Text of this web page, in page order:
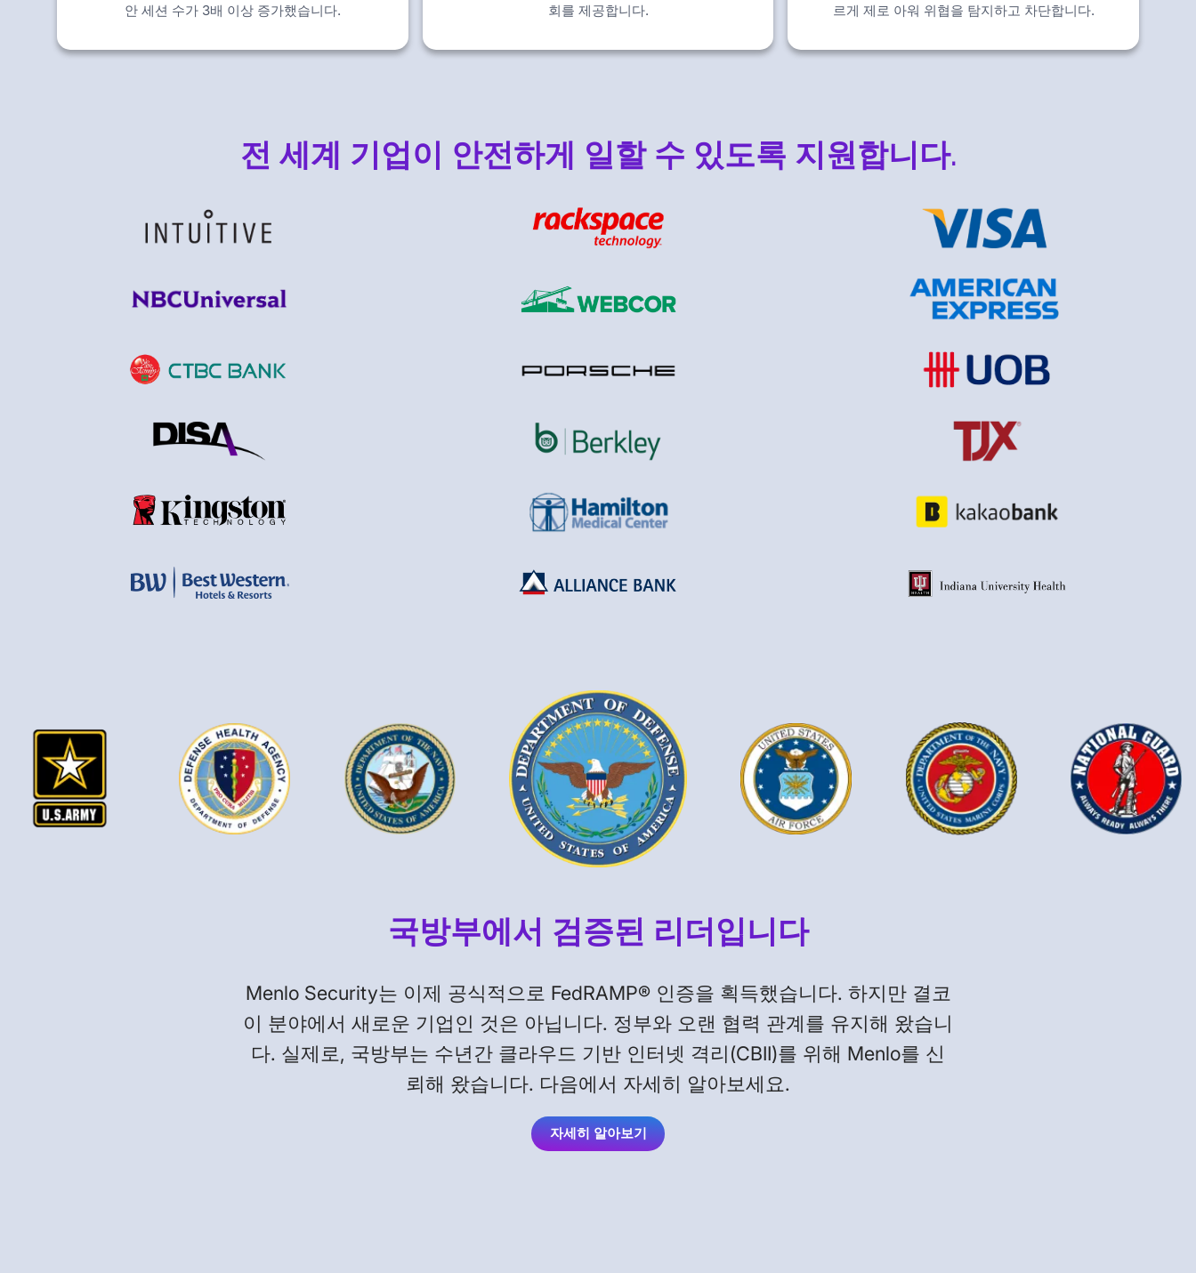
안 세션 수가 3배 이상 증가했습니다.
회를 제공합니다.
르게 제로 아워 위협을 탐지하고 차단합니다.
전 세계 기업이 안전하게 일할 수 있도록 지원합니다.
국방부에서 검증된 리더입니다
Menlo Security는 이제 공식적으로 FedRAMP® 인증을 획득했습니다. 하지만 결코
이 분야에서 새로운 기업인 것은 아닙니다. 정부와 오랜 협력 관계를 유지해 왔습니
다. 실제로, 국방부는 수년간 클라우드 기반 인터넷 격리(CBII)를 위해 Menlo를 신
뢰해 왔습니다. 다음에서 자세히 알아보세요.
자세히 알아보기